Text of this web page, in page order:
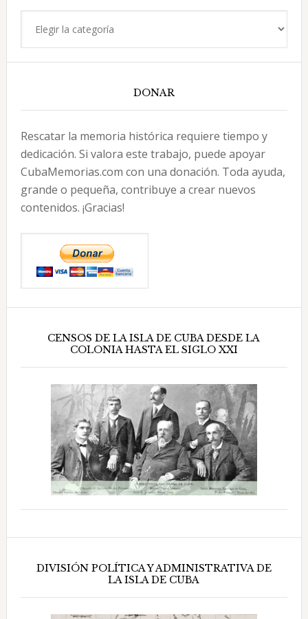
DONAR
Rescatar la memoria histórica requiere tiempo y
dedicación. Si valora este trabajo, puede apoyar
CubaMemorias.com con una donación. Toda ayuda,
grande o pequeña, contribuye a crear nuevos
contenidos. ¡Gracias!
CENSOS DE LA ISLA DE CUBA DESDE LA
COLONIA HASTA EL SIGLO XXI
DIVISIÓN POLÍTICA Y ADMINISTRATIVA DE
LA ISLA DE CUBA